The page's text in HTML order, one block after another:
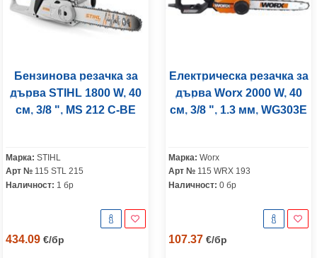
Бензинова резачка за
дърва STIHL 1800 W, 40
см, 3/8 ", MS 212 C-BE
Марка: STIHL
Арт № 115 STL 215
Наличност: 1 бр
434.09 €/бр
Електрическа резачка за
дърва Worx 2000 W, 40
см, 3/8 ", 1.3 мм, WG303E
Марка: Worx
Арт № 115 WRX 193
Наличност: 0 бр
107.37 €/бр